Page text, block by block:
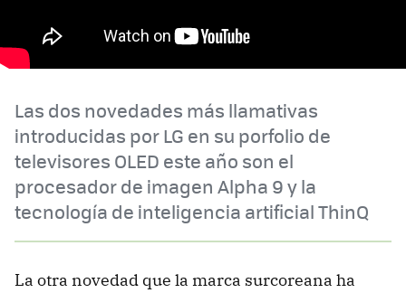
Las dos novedades más llamativas
introducidas por LG en su porfolio de
televisores OLED este año son el
procesador de imagen Alpha 9 y la
tecnología de inteligencia artificial ThinQ
La otra novedad que la marca surcoreana ha